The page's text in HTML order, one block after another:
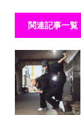
関連記事一覧